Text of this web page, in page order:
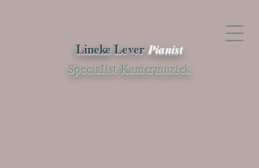
Specialist Kamermuziek
Lineke Lever Pianist